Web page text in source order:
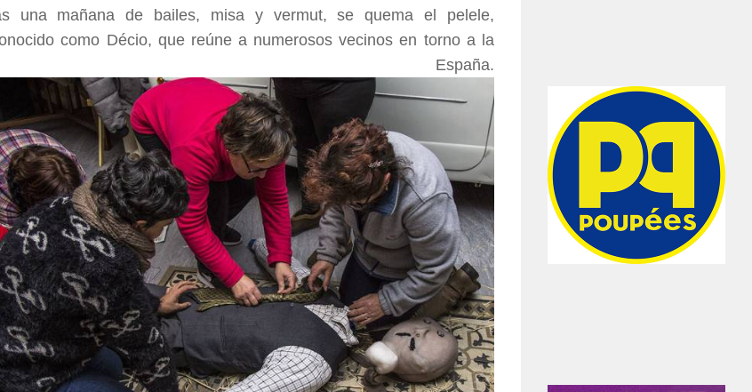
una mañana de bailes, misa y vermut, se quema el pelele,
como Décio, que reúne a numerosos vecinos en torno a la
España.